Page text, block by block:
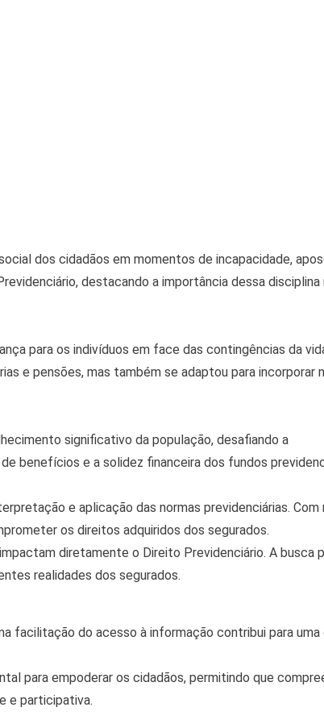
dos cidadãos em momentos de incapacidade,
destacando a importância dessa disciplina
para os indivíduos em face das contingências da
e pensões, mas também se adaptou para incorporar
significativo da população, desafiando a
benefícios e a solidez financeira dos fundos
e aplicação das normas previdenciárias. Com
os direitos adquiridos dos segurados.
diretamente o Direito Previdenciário. A busca
realidades dos segurados.
facilitação do acesso à informação contribui para uma
para empoderar os cidadãos, permitindo que
e participativa.